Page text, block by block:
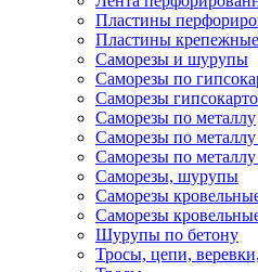
Пластины
Пластины крепежные
Саморезы и шурупы
Саморезы по
Саморезы
Саморезы по металлу
Саморезы по
Саморезы по
Саморезы, шурупы
Саморезы
Саморезы
Шурупы по бетону
Тросы, цепи,